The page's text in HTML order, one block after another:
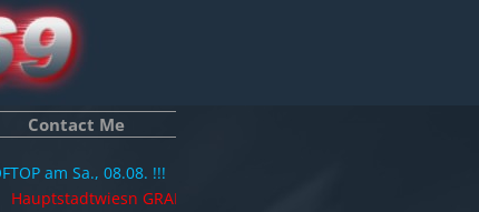
Contact Me
am Sa., 08.08. !!!
GRAND OPENING 11.09. Mass/W-Schorle 9,90